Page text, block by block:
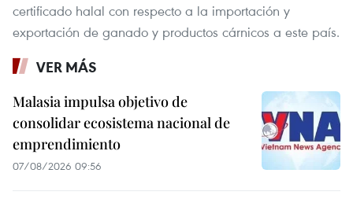
certificado halal con respecto a la importación y
exportación de ganado y productos cárnicos a este país.
VER MÁS
Malasia impulsa objetivo de
consolidar ecosistema nacional de
emprendimiento
07/08/2026 09:56